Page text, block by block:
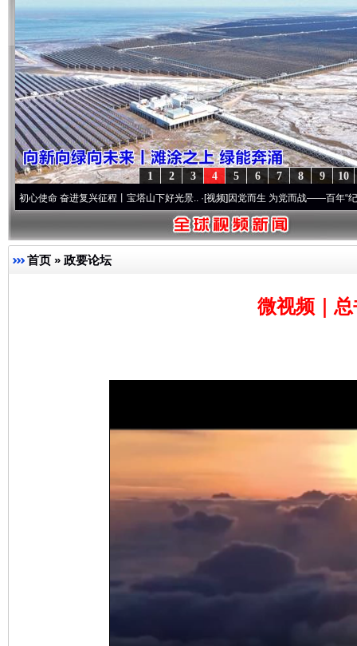
10
9
8
7
6
5
4
3
2
1
奋进复兴征程丨宝塔山下好光景..·[视频]因党而生 为党而战——百年“纪”事⑧加强
首页 » 政要论坛
微视频｜